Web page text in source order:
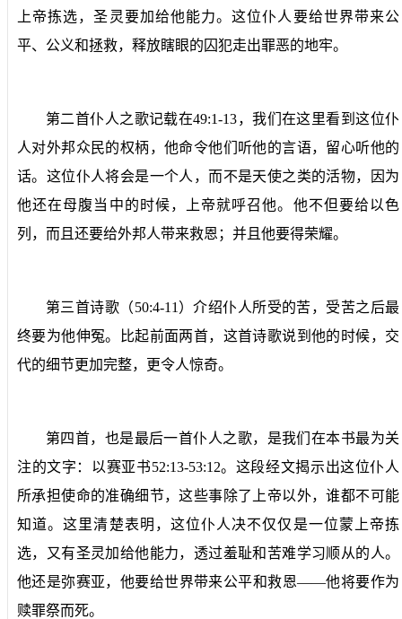
上帝拣选，圣灵要加给他能力。这位仆人要给世界带来公
平、公义和拯救，释放瞎眼的囚犯走出罪恶的地牢。
第二首仆人之歌记载在49:1-13，我们在这里看到这位仆
人对外邦众民的权柄，他命令他们听他的言语，留心听他的
话。这位仆人将会是一个人，而不是天使之类的活物，因为
他还在母腹当中的时候，上帝就呼召他。他不但要给以色
列，而且还要给外邦人带来救恩；并且他要得荣耀。
第三首诗歌（50:4-11 ）介绍仆人所受的苦，受苦之后最
终要为他伸冤。比起前面两首，这首诗歌说到他的时候，交
代的细节更加完整，更令人惊奇。
第四首，也是最后一首仆人之歌，是我们在本书最为关
注的文字：以赛亚书52:13-53:12。这段经文揭示出这位仆人
所承担使命的准确细节，这些事除了上帝以外，谁都不可能
知道。这里清楚表明，这位仆人决不仅仅是一位蒙上帝拣
选，又有圣灵加给他能力，透过羞耻和苦难学习顺从的人。
他还是弥赛亚，他要给世界带来公平和救恩——他将要作为
赎罪祭而死。